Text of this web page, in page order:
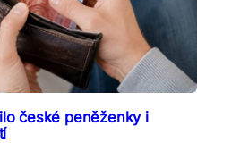
české peněženky i